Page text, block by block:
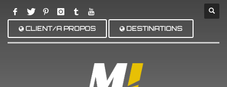
CLIENT/A PROPOS DESTINATIONS